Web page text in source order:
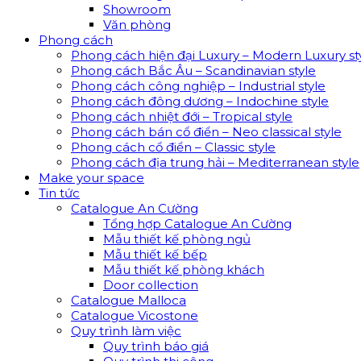
Showroom
Văn phòng
Phong cách
Phong cách hiện đại Luxury – Modern Luxury
Phong cách Bắc Âu – Scandinavian style
Phong cách công nghiệp – Industrial style
Phong cách đông dương – Indochine style
Phong cách nhiệt đới – Tropical style
Phong cách bán cổ điển – Neo classical style
Phong cách cổ điển – Classic style
Phong cách địa trung hải – Mediterranean style
Make your space
Tin tức
Catalogue An Cường
Tổng hợp Catalogue An Cường
Mẫu thiết kế phòng ngủ
Mẫu thiết kế bếp
Mẫu thiết kế phòng khách
Door collection
Catalogue Malloca
Catalogue Vicostone
Quy trình làm việc
Quy trình báo giá